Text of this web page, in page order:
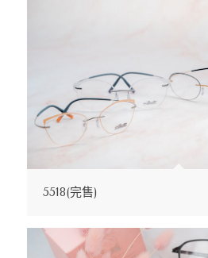
5518(完售)